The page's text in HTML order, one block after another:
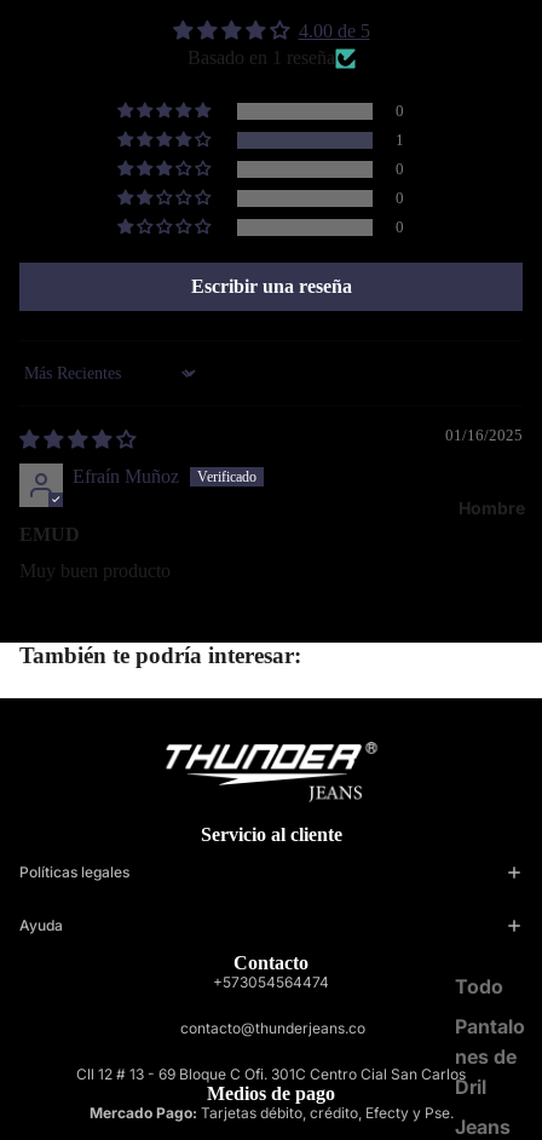
Hombre
Todo
Pantalo
nes de
Dril
Jeans
4.00 de 5
Basado en 1 reseña
0
1
0
0
0
Escribir una reseña
Sort by
01/16/2025
Efraín Muñoz
EMUD
Muy buen producto
También te podría interesar:
Servicio al cliente
Políticas legales
Ayuda
Contacto
+573054564474
contacto@thunderjeans.co
Cll 12 # 13 - 69 Bloque C Ofi. 301C Centro Cial San Carlos
Medios de pago
Mercado Pago: Tarjetas débito, crédito, Efecty y Pse.